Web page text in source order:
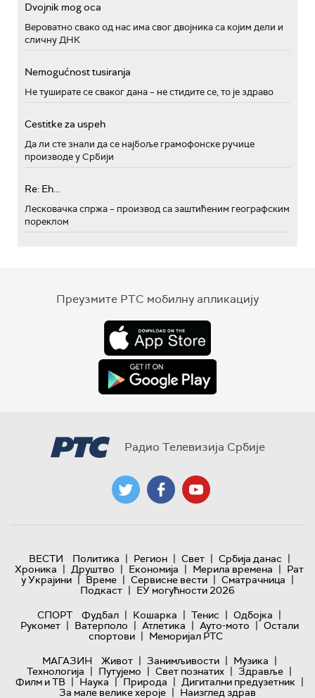
Dvojnik mog oca
Вероватно свако од нас има свог двојника са којим дели и
сличну ДНК
Nemogućnost tusiranja
Не туширате се сваког дана – не стидите се, то је здраво
Cestitke za uspeh
Да ли сте знали да се најбоље грамофонске ручице
производе у Србији
Re: Eh...
Лесковачка спржа – производ са заштићеним географским
пореклом
Преузмите РТС мобилну апликацију
Радио Телевизија Србије
ВЕСТИ Политика | Регион | Свет | Србија данас |
Хроника | Друштво | Економија | Мерила времена | Рат
у Украјини | Време | Сервисне вести | Сматрачница |
Подкаст | ЕУ могућности 2026
СПОРТ
Фудбал | Кошарка | Тенис | Одбојка |
Рукомет | Ватерполо | Атлетика | Ауто-мото | Остали
спортови | Меморијал РТС
МАГАЗИН
Живот | Занимљивости | Музика |
Технологијa | Путујемо | Свет познатих | Здравље |
Филм и ТВ | Наука | Природа | Дигитални предузетник |
За мале велике хероје | Наизглед здрав